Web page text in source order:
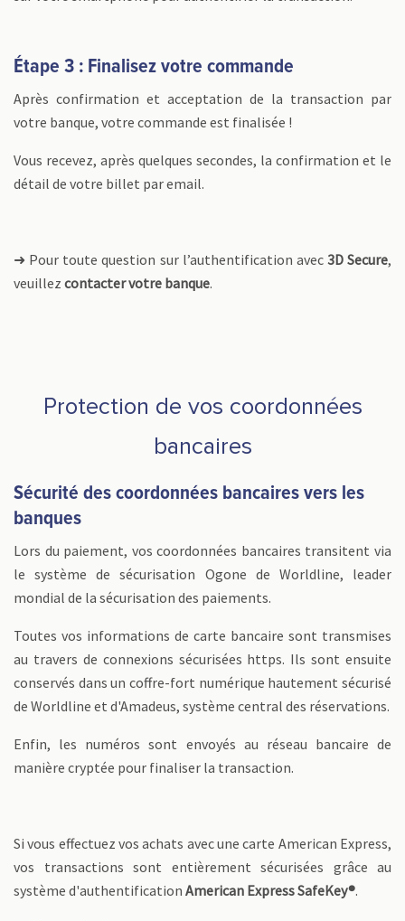
Étape 3 : Finalisez votre commande
Après confirmation et acceptation de la transaction par
votre banque, votre commande est finalisée !
Vous recevez, après quelques secondes, la confirmation et le
détail de votre billet par email.
➜ Pour toute question sur l’authentification avec 3D Secure,
veuillez contacter votre banque.
Protection de vos coordonnées
bancaires
Sécurité des coordonnées bancaires vers les
banques
Lors du paiement, vos coordonnées bancaires transitent via
le système de sécurisation Ogone de Worldline, leader
mondial de la sécurisation des paiements.
Toutes vos informations de carte bancaire sont transmises
au travers de connexions sécurisées https. Ils sont ensuite
conservés dans un coffre-fort numérique hautement sécurisé
de Worldline et d'Amadeus, système central des réservations.
Enfin, les numéros sont envoyés au réseau bancaire de
manière cryptée pour finaliser la transaction.
Si vous effectuez vos achats avec une carte American Express,
vos transactions sont entièrement sécurisées grâce au
système d'authentification American Express SafeKey®.